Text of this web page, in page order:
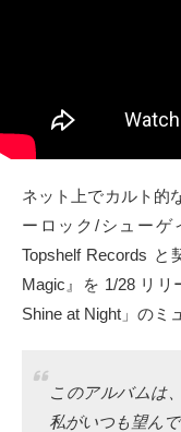
ト
クト
Twitter
instagram
ネット上でカルト的
ーロック/シューゲ
Topshelf Records
Magic』を 1/28 リ
Shine at Night」のミ
このアルバムは
私がいつも望んで